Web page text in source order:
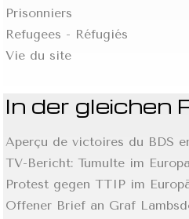
Prisonniers
Refugees - Réfugiés
Vie du site
In der gleichen
Aperçu de victoires du BDS
TV-Bericht: Tumulte im
Protest gegen TTIP im
Offener Brief an Graf